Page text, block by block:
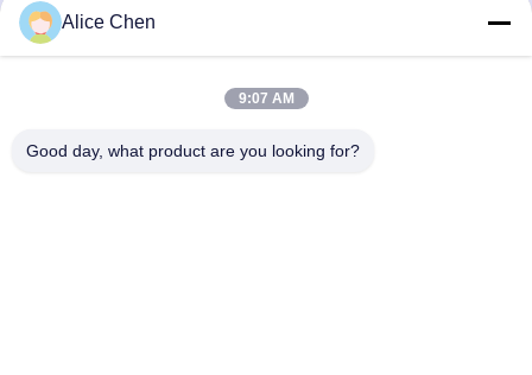
の付着力のTpuのフィルム
Alice Chen
9:07 AM
Good day, what product are you looking for?